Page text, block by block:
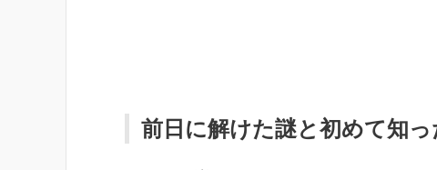
前日に解けた謎と初めて知っ